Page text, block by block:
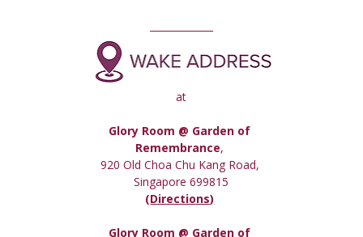
at
Glory Room @ Garden of
Remembrance,
920 Old Choa Chu Kang Road,
Singapore 699815
(Directions)
Glory Room @ Garden of